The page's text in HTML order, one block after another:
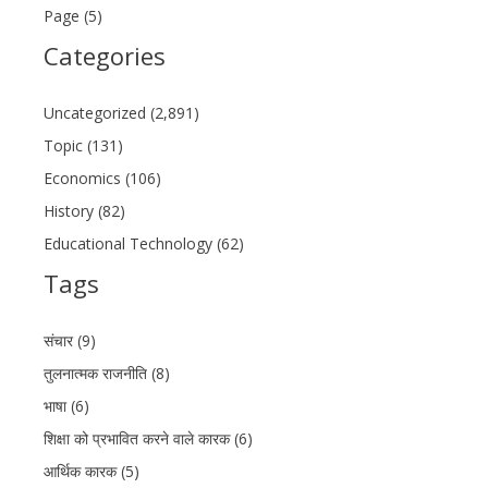
Page (5)
Categories
Uncategorized (2,891)
Topic (131)
Economics (106)
History (82)
Educational Technology (62)
Tags
संचार (9)
तुलनात्मक राजनीति (8)
भाषा (6)
शिक्षा को प्रभावित करने वाले कारक (6)
आर्थिक कारक (5)